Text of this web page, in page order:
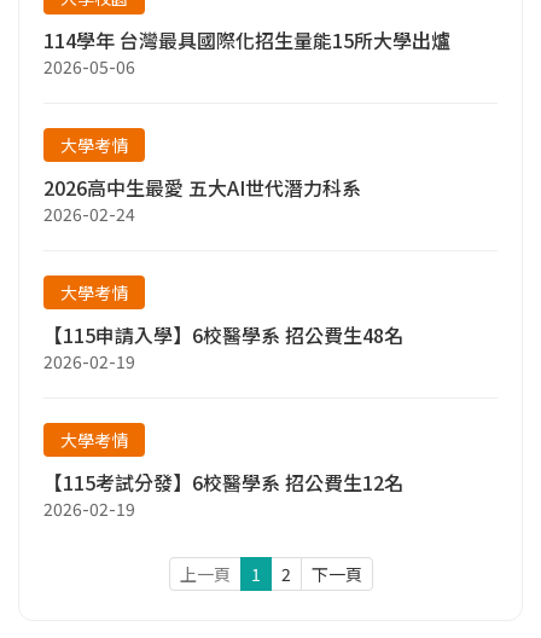
114學年 台灣最具國際化招生量能15所大學出爐
2026-05-06
大學考情
2026高中生最愛 五大AI世代潛力科系
2026-02-24
大學考情
【115申請入學】6校醫學系 招公費生48名
2026-02-19
大學考情
【115考試分發】6校醫學系 招公費生12名
2026-02-19
上一頁 1 2 下一頁